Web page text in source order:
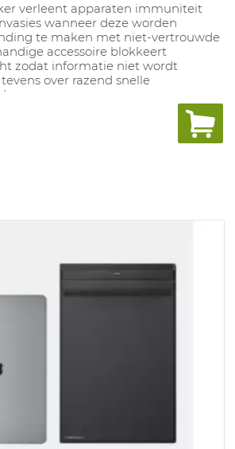
verleent apparaten immuniteit
wanneer deze worden
te maken met niet-vertrouwde
accessoire blokkeert
zodat informatie niet wordt
over razend snelle